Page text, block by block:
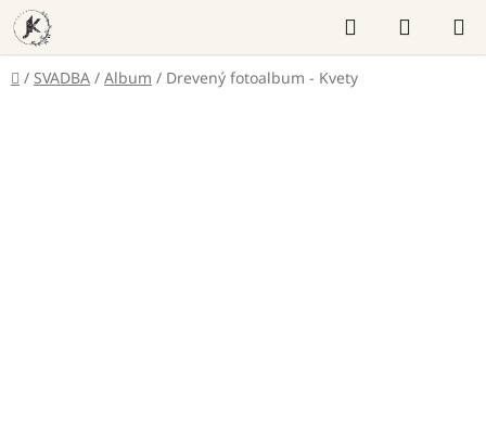
Prejsť
na
obsah
Hľadať
KOŠÍK
Domov
/ SVADBA / Album / Drevený fotoalbum - Kvety